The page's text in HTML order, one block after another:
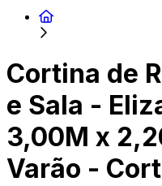
Cortina de
e Sala -
3,00M x
Varão -